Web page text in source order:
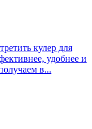
кулер для
удобнее и
в...